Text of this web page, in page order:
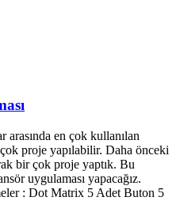
en çok kullanılan
proje yapılabilir. Daha önceki
bir çok proje yaptık. Bu
uygulaması yapacağız.
: Dot Matrix 5 Adet Buton 5